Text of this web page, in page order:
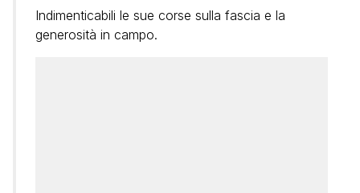
Indimenticabili le sue corse sulla fascia e la
generosità in campo.